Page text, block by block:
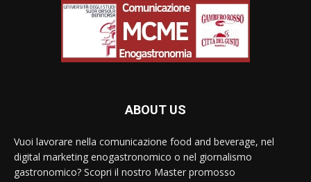
ABOUT US
Vuoi lavorare nella comunicazione food and beverage, nel
digital marketing enogastronomico o nel giornalismo
gastronomico? Scopri il nostro Master promosso